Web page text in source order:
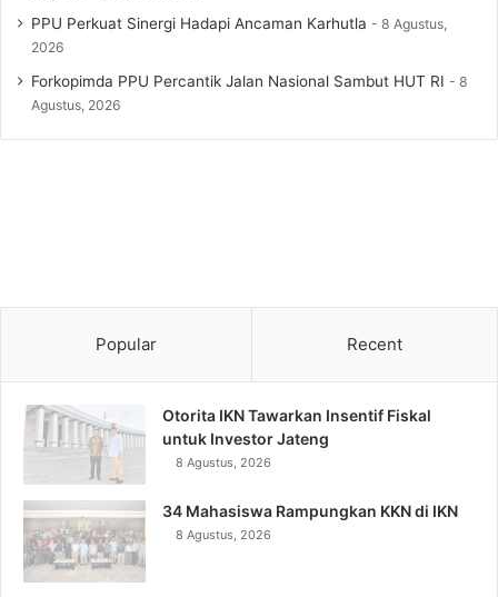
PPU Perkuat Sinergi Hadapi Ancaman Karhutla
8 Agustus,
2026
Forkopimda PPU Percantik Jalan Nasional Sambut HUT RI
8
Agustus, 2026
Popular Recent
Otorita IKN Tawarkan Insentif Fiskal
untuk Investor Jateng
8 Agustus, 2026
34 Mahasiswa Rampungkan KKN di IKN
8 Agustus, 2026